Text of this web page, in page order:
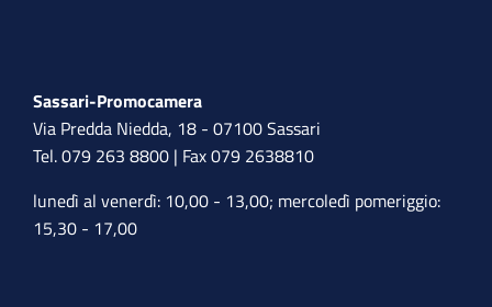
Sassari-Promocamera
Via Predda Niedda, 18 - 07100 Sassari
Tel. 079 263 8800 | Fax 079 2638810
lunedì al venerdì: 10,00 - 13,00; mercoledì pomeriggio:
15,30 - 17,00